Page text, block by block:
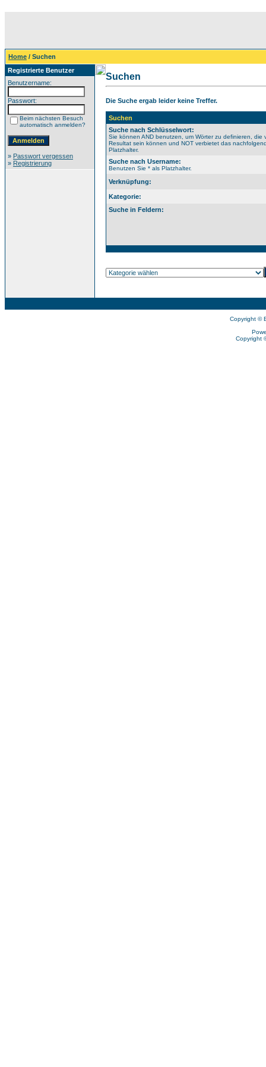
Home / Suchen
Registrierte Benutzer
Benutzername:
Passwort:
Beim nächsten Besuch
automatisch anmelden?
» Passwort vergessen
» Registrierung
Suchen
Die Suche ergab leider keine Treffer.
Suchen
Suche nach Schlüsselwort:
Sie können AND benutzen, um Wörter zu definieren, die
Resultat sein können und NOT verbietet das
Platzhalter.
Suche nach Username:
Benutzen Sie * als Platzhalter.
Verknüpfung:
Kategorie:
Suche in Feldern:
Copyright ©
Copyright